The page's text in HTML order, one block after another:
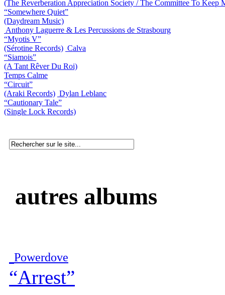
(The Reverberation Appreciation Society / The Committee To Keep
“Somewhere Quiet”
(Daydream Music)
Anthony Laguerre & Les Percussions de Strasbourg
“Myotis V”
(Sérotine Records) Calva
“Siamois”
(A Tant Rêver Du Roi)
Temps Calme
“Circuit”
(Araki Records) Dylan Leblanc
“Cautionary Tale”
(Single Lock Records)
autres albums
Powerdove
“Arrest”